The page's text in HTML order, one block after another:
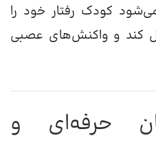
کودک رفتار خود را
کند و واکنش‌های عصبی
حرفه‌ای و